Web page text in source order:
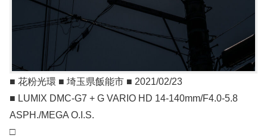
■ 花粉光環 ■ 埼玉県飯能市 ■ 2021/02/23
■ LUMIX DMC-G7 + G VARIO HD 14-140mm/F4.0-5.8
ASPH./MEGA O.I.S.
□